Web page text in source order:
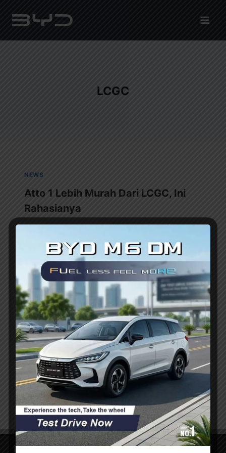
LCGC
NEWS
Atto 1 Lebih Murah Dari LCGC, Ini
Rahasianya
Atto 1 lebih murah dari LCGC menjadi topik
yang ramai dibicarakan sejak
kemunculannya di ajang Gaikindo
Indonesia International Auto Show (GIIAS)
2025. Dengan harga mulai Rp195 juta untuk
varian Dynamic, mobil listrik mungil ini tidak
hanya menantang kompetitor di segmen
kendaraan listrik, tapi juga mobil-mobil
LCGC berbahan bakar bensin yang selama
ini dikenal paling terjangkau….
READ MORE
Links Social Media